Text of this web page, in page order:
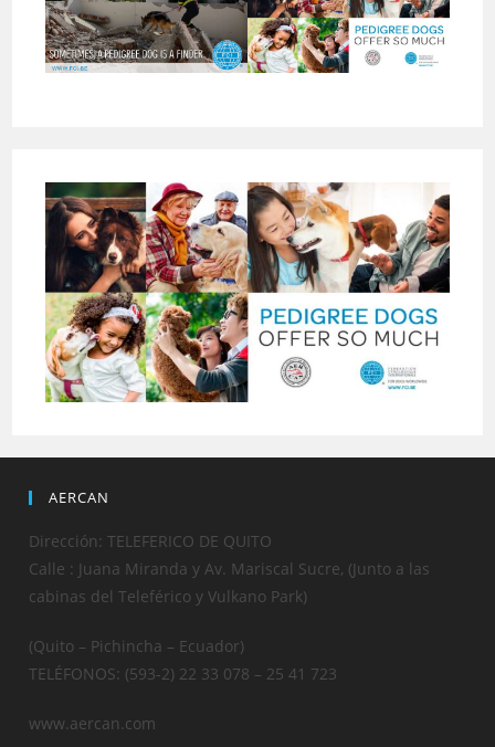
AERCAN
Dirección: TELEFERICO DE QUITO
Calle : Juana Miranda y Av. Mariscal Sucre, (Junto a las
cabinas del Teleférico y Vulkano Park)
(Quito – Pichincha – Ecuador)
TELÉFONOS: (593-2) 22 33 078 – 25 41 723
www.aercan.com